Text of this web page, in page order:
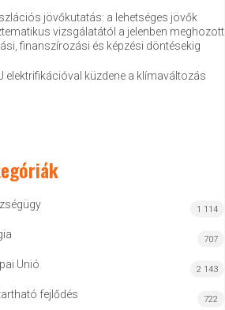
jövőkutatás: a lehetséges jövők
vizsgálatától a jelenben meghozott
finanszírozási és képzési döntésekig
elektrifikációval küzdene a klímaváltozás
1 114
707
Unió 2 143
fejlődés 722